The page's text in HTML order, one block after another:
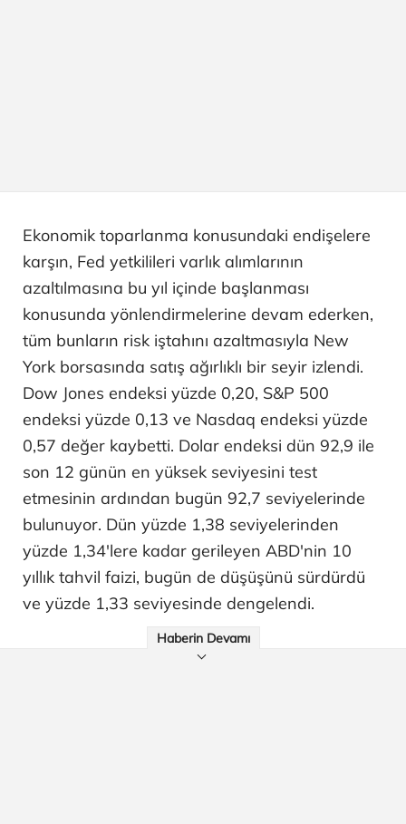
Ekonomik toparlanma konusundaki endişelere
karşın, Fed yetkilileri varlık alımlarının
azaltılmasına bu yıl içinde başlanması
konusunda yönlendirmelerine devam ederken,
tüm bunların risk iştahını azaltmasıyla New
York borsasında satış ağırlıklı bir seyir izlendi.
Dow Jones endeksi yüzde 0,20, S&P 500
endeksi yüzde 0,13 ve Nasdaq endeksi yüzde
0,57 değer kaybetti. Dolar endeksi dün 92,9 ile
son 12 günün en yüksek seviyesini test
etmesinin ardından bugün 92,7 seviyelerinde
bulunuyor. Dün yüzde 1,38 seviyelerinden
yüzde 1,34'lere kadar gerileyen ABD'nin 10
yıllık tahvil faizi, bugün de düşüşünü sürdürdü
ve yüzde 1,33 seviyesinde dengelendi.
Haberin Devamı